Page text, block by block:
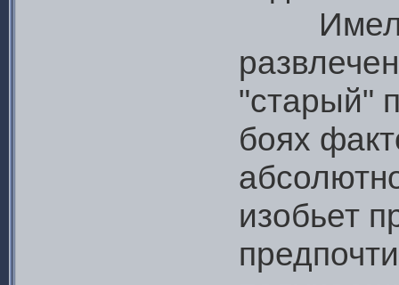
Имели
"старый"
боях
изобьет